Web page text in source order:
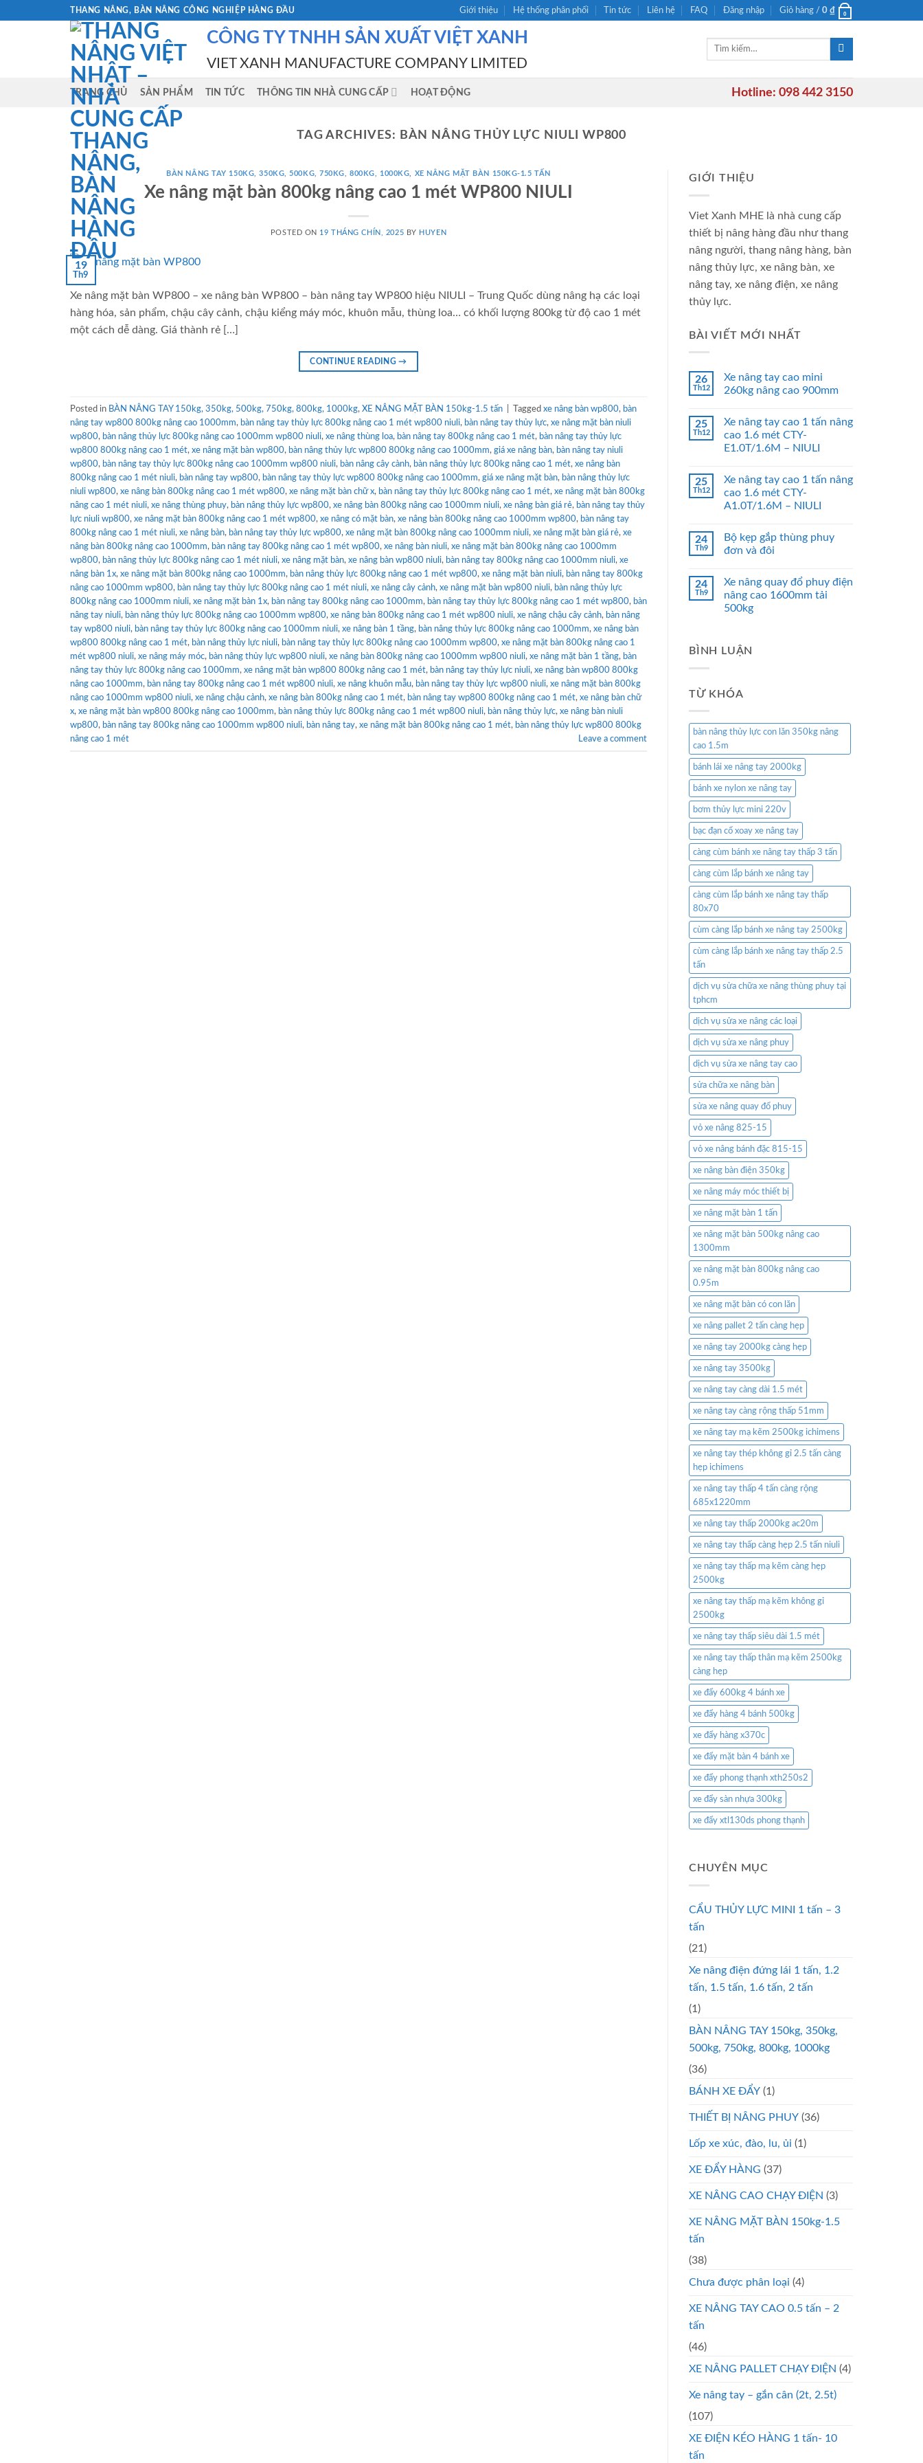
THANG NÂNG, BÀN NÂNG CÔNG NGHIỆP HÀNG ĐẦU Giới thiệu Hệ thống phân phối Tin tức Liên hệ FAQ Đăng nhập Giỏ hàng / 0 ₫ 0
CÔNG TY TNHH SẢN XUẤT VIỆT XANH
VIET XANH MANUFACTURE COMPANY LIMITED
Tìm
TRANG CHỦ SẢN PHẨM TIN TỨC THÔNG TIN NHÀ CUNG CẤP HOẠT ĐỘNG Hotline: 098 442 3150
TAG ARCHIVES: BÀN NÂNG THỦY LỰC NIULI WP800
BÀN NÂNG TAY 150KG, 350KG, 500KG, 750KG, 800KG, 1000KG XE NÂNG MẶT BÀN 150KG-1.5 TẤN
Xe nâng mặt bàn 800kg nâng cao 1 mét WP800 NIULI
POSTED ON 19 THÁNG CHÍN, 2025 BY HUYEN
19
Th9
Xe nâng mặt bàn WP800 – xe nâng bàn WP800 – bàn nâng tay WP800 hiệu NIULI – Trung Quốc dùng nâng hạ các loại
hàng hóa, sản phẩm, chậu cây cảnh, chậu kiểng máy móc, khuôn mẫu, thùng loa… có khối lượng 800kg từ độ cao 1 mét
một cách dễ dàng. Giá thành rẻ […]
CONTINUE READING→
Posted in BÀN NÂNG TAY 150kg, 350kg, 500kg, 750kg, 800kg, 1000kg, XE NÂNG MẶT BÀN 150kg-1.5 tấn Tagged xe nâng bàn wp800, bàn
nâng tay wp800 800kg nâng cao 1000mm, bàn nâng tay thủy lực 800kg nâng cao 1 mét wp800 niuli, bàn nâng tay thủy lực, xe nâng mặt bàn niuli
wp800, bàn nâng thủy lực 800kg nâng cao 1000mm wp800 niuli, xe nâng thùng loa, bàn nâng tay 800kg nâng cao 1 mét, bàn nâng tay thủy lực
wp800 800kg nâng cao 1 mét, xe nâng mặt bàn wp800, bàn nâng thủy lực wp800 800kg nâng cao 1000mm, giá xe nâng bàn, bàn nâng tay niuli
wp800, bàn nâng tay thủy lực 800kg nâng cao 1000mm wp800 niuli, bàn nâng cây cành, bàn nâng thủy lực 800kg nâng cao 1 mét, xe nâng bàn
800kg nâng cao 1 mét niuli, bàn nâng tay wp800, bàn nâng tay thủy lực wp800 800kg nâng cao 1000mm, giá xe nâng mặt bàn, bàn nâng thủy lực
niuli wp800, xe nâng bàn 800kg nâng cao 1 mét wp800, xe nâng mặt bàn chữ x, bàn nâng tay thủy lực 800kg nâng cao 1 mét, xe nâng mặt bàn 800kg
nâng cao 1 mét niuli, xe nâng thùng phuy, bàn nâng thủy lực wp800, xe nâng bàn 800kg nâng cao 1000mm niuli, xe nâng bàn giá rẻ, bàn nâng tay thủy
lực niuli wp800, xe nâng mặt bàn 800kg nâng cao 1 mét wp800, xe nâng có mặt bàn, xe nâng bàn 800kg nâng cao 1000mm wp800, bàn nâng tay
800kg nâng cao 1 mét niuli, xe nâng bàn, bàn nâng tay thủy lực wp800, xe nâng mặt bàn 800kg nâng cao 1000mm niuli, xe nâng mặt bàn giá rẻ, xe
nâng bàn 800kg nâng cao 1000mm, bàn nâng tay 800kg nâng cao 1 mét wp800, xe nâng bàn niuli, xe nâng mặt bàn 800kg nâng cao 1000mm
wp800, bàn nâng thủy lực 800kg nâng cao 1 mét niuli, xe nâng mặt bàn, xe nâng bàn wp800 niuli, bàn nâng tay 800kg nâng cao 1000mm niuli, xe
nâng bàn 1x, xe nâng mặt bàn 800kg nâng cao 1000mm, bàn nâng thủy lực 800kg nâng cao 1 mét wp800, xe nâng mặt bàn niuli, bàn nâng tay 800kg
nâng cao 1000mm wp800, bàn nâng tay thủy lực 800kg nâng cao 1 mét niuli, xe nâng cây cảnh, xe nâng mặt bàn wp800 niuli, bàn nâng thủy lực
800kg nâng cao 1000mm niuli, xe nâng mặt bàn 1x, bàn nâng tay 800kg nâng cao 1000mm, bàn nâng tay thủy lực 800kg nâng cao 1 mét wp800, bàn
nâng tay niuli, bàn nâng thủy lực 800kg nâng cao 1000mm wp800, xe nâng bàn 800kg nâng cao 1 mét wp800 niuli, xe nâng chậu cây cảnh, bàn nâng
tay wp800 niuli, bàn nâng tay thủy lực 800kg nâng cao 1000mm niuli, xe nâng bàn 1 tầng, bàn nâng thủy lực 800kg nâng cao 1000mm, xe nâng bàn
wp800 800kg nâng cao 1 mét, bàn nâng thủy lực niuli, bàn nâng tay thủy lực 800kg nâng cao 1000mm wp800, xe nâng mặt bàn 800kg nâng cao 1
mét wp800 niuli, xe nâng máy móc, bàn nâng thủy lực wp800 niuli, xe nâng bàn 800kg nâng cao 1000mm wp800 niuli, xe nâng mặt bàn 1 tầng, bàn
nâng tay thủy lực 800kg nâng cao 1000mm, xe nâng mặt bàn wp800 800kg nâng cao 1 mét, bàn nâng tay thủy lực niuli, xe nâng bàn wp800 800kg
nâng cao 1000mm, bàn nâng tay 800kg nâng cao 1 mét wp800 niuli, xe nâng khuôn mẫu, bàn nâng tay thủy lực wp800 niuli, xe nâng mặt bàn 800kg
nâng cao 1000mm wp800 niuli, xe nâng chậu cảnh, xe nâng bàn 800kg nâng cao 1 mét, bàn nâng tay wp800 800kg nâng cao 1 mét, xe nâng bàn chữ
x, xe nâng mặt bàn wp800 800kg nâng cao 1000mm, bàn nâng thủy lực 800kg nâng cao 1 mét wp800 niuli, bàn nâng thủy lực, xe nâng bàn niuli
wp800, bàn nâng tay 800kg nâng cao 1000mm wp800 niuli, bàn nâng tay, xe nâng mặt bàn 800kg nâng cao 1 mét, bàn nâng thủy lực wp800 800kg
nâng cao 1 mét
Leave a comment
GIỚI THIỆU
Viet Xanh MHE là nhà cung cấp
thiết bị nâng hàng đầu như thang
nâng người, thang nâng hàng, bàn
nâng thủy lực, xe nâng bàn, xe
nâng tay, xe nâng điện, xe nâng
thủy lực.
BÀI VIẾT MỚI NHẤT
26
Th12
Xe nâng tay cao mini
260kg nâng cao 900mm
25
Th12
Xe nâng tay cao 1 tấn nâng
cao 1.6 mét CTY-
E1.0T/1.6M – NIULI
25
Th12
Xe nâng tay cao 1 tấn nâng
cao 1.6 mét CTY-
A1.0T/1.6M – NIULI
24
Th9
Bộ kẹp gắp thùng phuy
đơn và đôi
24
Th9
Xe nâng quay đổ phuy điện
nâng cao 1600mm tải
500kg
BÌNH LUẬN
TỪ KHÓA
bàn nâng thủy lực con lăn 350kg nâng
cao 1.5m
bánh lái xe nâng tay 2000kg
bánh xe nylon xe nâng tay
bơm thủy lực mini 220v
bạc đạn cổ xoay xe nâng tay
càng cùm bánh xe nâng tay thấp 3 tấn
càng cùm lắp bánh xe nâng tay
càng cùm lắp bánh xe nâng tay thấp
80x70
cùm càng lắp bánh xe nâng tay 2500kg
cùm càng lắp bánh xe nâng tay thấp 2.5
tấn
dịch vụ sửa chữa xe nâng thùng phuy tại
tphcm
dịch vụ sửa xe nâng các loại
dịch vụ sửa xe nâng phuy
dịch vụ sửa xe nâng tay cao
sửa chữa xe nâng bàn
sửa xe nâng quay đổ phuy
vỏ xe nâng 825-15
vỏ xe nâng bánh đặc 815-15
xe nâng bàn điện 350kg
xe nâng máy móc thiết bị
xe nâng mặt bàn 1 tấn
xe nâng mặt bàn 500kg nâng cao
1300mm
xe nâng mặt bàn 800kg nâng cao
0.95m
xe nâng mặt bàn có con lăn
xe nâng pallet 2 tấn càng hẹp
xe nâng tay 2000kg càng hẹp
xe nâng tay 3500kg
xe nâng tay càng dài 1.5 mét
xe nâng tay càng rộng thấp 51mm
xe nâng tay mạ kẽm 2500kg ichimens
xe nâng tay thép không gỉ 2.5 tấn càng
hẹp ichimens
xe nâng tay thấp 4 tấn càng rộng
685x1220mm
xe nâng tay thấp 2000kg ac20m
xe nâng tay thấp càng hẹp 2.5 tấn niuli
xe nâng tay thấp mạ kẽm càng hẹp
2500kg
xe nâng tay thấp mạ kẽm không gỉ
2500kg
xe nâng tay thấp siêu dài 1.5 mét
xe nâng tay thấp thân mạ kẽm 2500kg
càng hẹp
xe đẩy 600kg 4 bánh xe
xe đẩy hàng 4 bánh 500kg
xe đẩy hàng x370c
xe đẩy mặt bàn 4 bánh xe
xe đẩy phong thạnh xth250s2
xe đẩy sàn nhựa 300kg
xe đẩy xtl130ds phong thạnh
CHUYÊN MỤC
CẨU THỦY LỰC MINI 1 tấn – 3
tấn
(21)
Xe nâng điện đứng lái 1 tấn, 1.2
tấn, 1.5 tấn, 1.6 tấn, 2 tấn
(1)
BÀN NÂNG TAY 150kg, 350kg,
500kg, 750kg, 800kg, 1000kg
(36)
BÁNH XE ĐẨY (1)
THIẾT BỊ NÂNG PHUY (36)
Lốp xe xúc, đào, lu, ủi (1)
XE ĐẨY HÀNG (37)
XE NÂNG CAO CHẠY ĐIỆN (3)
XE NÂNG MẶT BÀN 150kg-1.5
tấn
(38)
Chưa được phân loại (4)
XE NÂNG TAY CAO 0.5 tấn – 2
tấn
(46)
XE NÂNG PALLET CHẠY ĐIỆN (4)
Xe nâng tay – gắn cân (2t, 2.5t)
(107)
XE ĐIỆN KÉO HÀNG 1 tấn- 10
tấn